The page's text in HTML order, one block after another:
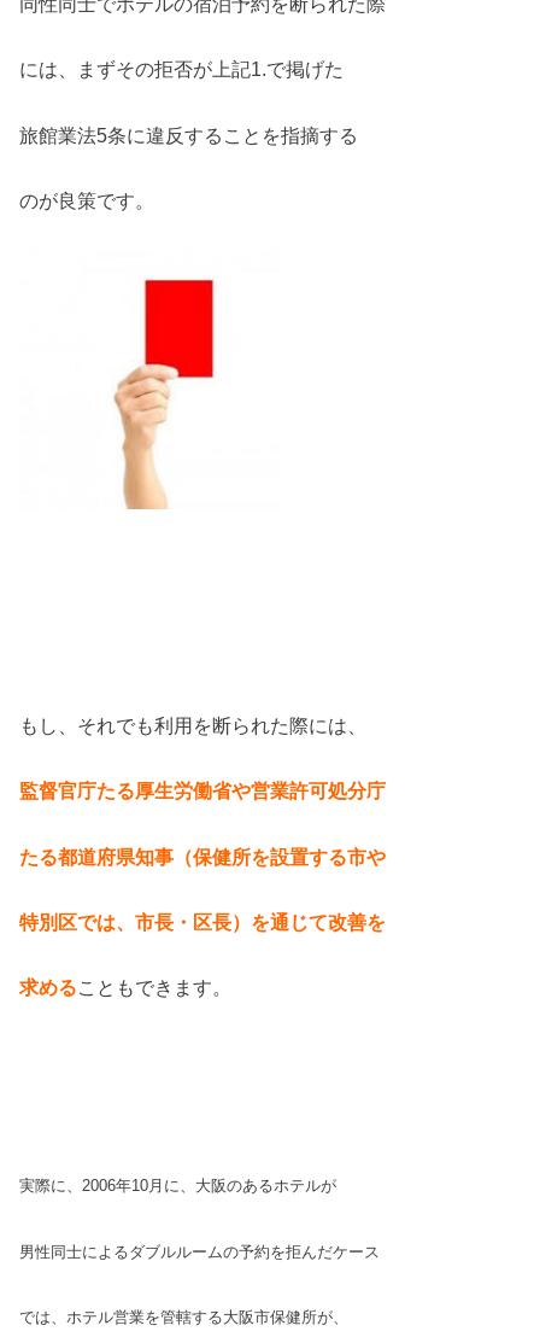
には、まずその拒否が上記1.で掲げた
旅館業法5条に違反することを指摘する
のが良策です。
もし、それでも利用を断られた際には、
監督官庁たる厚生労働省や営業許可処分庁
たる都道府県知事（保健所を設置する市や
特別区では、市長・区長）を通じて改善を
求めることもできます。
実際に、2006年10月に、大阪のあるホテルが
男性同士によるダブルルームの予約を拒んだケース
では、ホテル営業を管轄する大阪市保健所が、